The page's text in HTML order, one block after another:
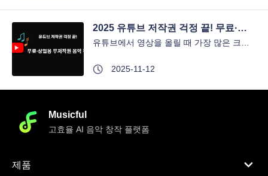
2025 유튜브 저작권 걱정 끝! 무료·상업용 무저작권 음악 정리
2025-11-12
Musicful
고효율 AI 음악 창작 플랫폼
제품